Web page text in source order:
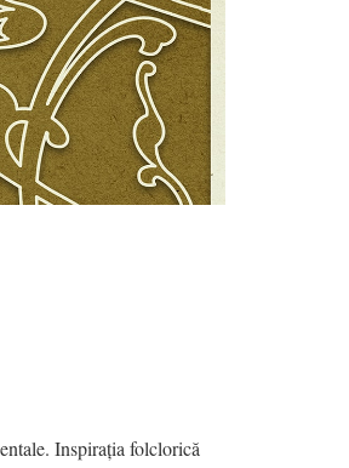
Inspiraţia folclorică